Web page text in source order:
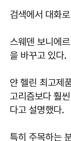
검색에서 대화로
스웨덴 보니에
을 바꾸고 있다.
얀 헬린 최고제
고리즘보다 훨
다고 설명했다.
특히 주목하는